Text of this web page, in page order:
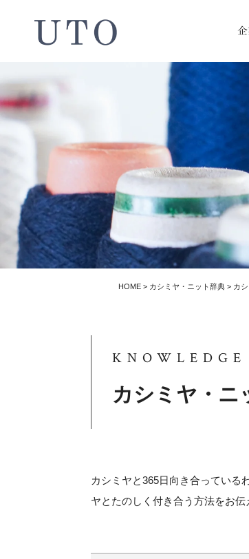
HOME > カシミヤ・ニット辞典 > カ
KNOWLEDGE
カシミヤ・ニ
カシミヤと365日向き合っている
ヤとたのしく付き合う方法をお伝